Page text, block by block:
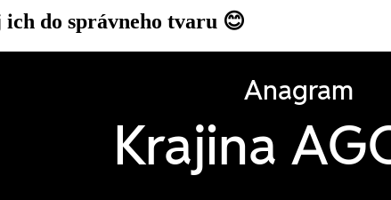
ich do správneho tvaru 😊